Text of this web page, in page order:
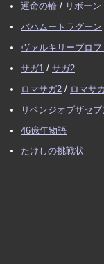
運命の輪 / リボーン
バハムートラグーン
ヴァルキリープロ
サガ1 / サガ2
ロマサガ2 / ロマサ
リベンジオブザセブ
46億年物語
たけしの挑戦状